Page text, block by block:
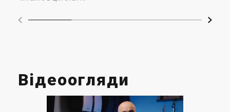
Відеоогляди